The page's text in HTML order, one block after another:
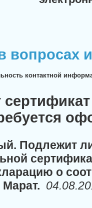
вопросах
контактной
Подлежит
о